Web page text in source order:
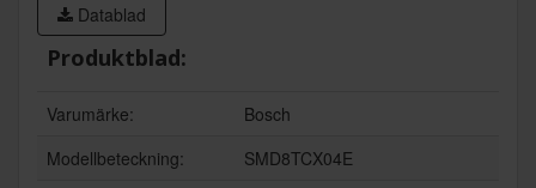
Datablad
Produktblad:
Varumärke:
Bosch
Modellbeteckning:
SMD8TCX04E